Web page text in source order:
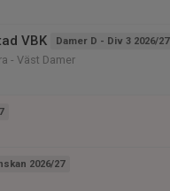
VBK Damer D - Div 3 2026/27
- Väst Damer
2026/27